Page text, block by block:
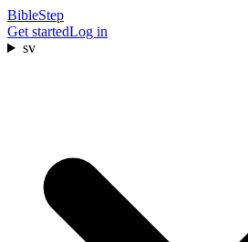
BibleStep
Get startedLog in
sv